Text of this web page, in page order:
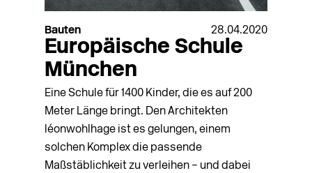
Bauten 28.04.2020
Europäische Schule
München
Eine Schule für 1400 Kinder, die es auf 200
Meter Länge bringt. Den Architekten
léonwohlhage ist es gelungen, einem
solchen Komplex die passende
Maßstäblichkeit zu verleihen – und dabei